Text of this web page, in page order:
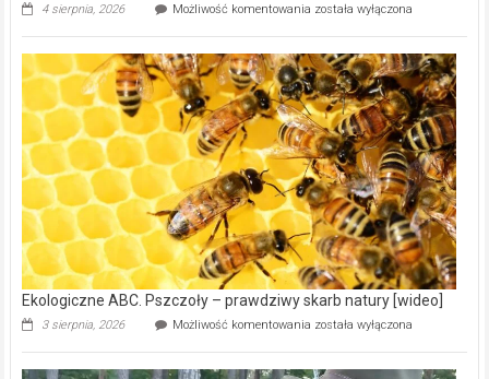
4 sierpnia, 2026 Możliwość komentowania Ekologiczne
Wręczyca
Wielka
z
dofinansowaniem
ponad
15,6
mln
na
modernizację
oczyszczalni
ścieków
[wideo]
została wyłączona
Ekologiczne ABC. Pszczoły – prawdziwy skarb natury [wideo]
3 sierpnia, 2026 Możliwość komentowania Ekologiczne
–
została wyłączona